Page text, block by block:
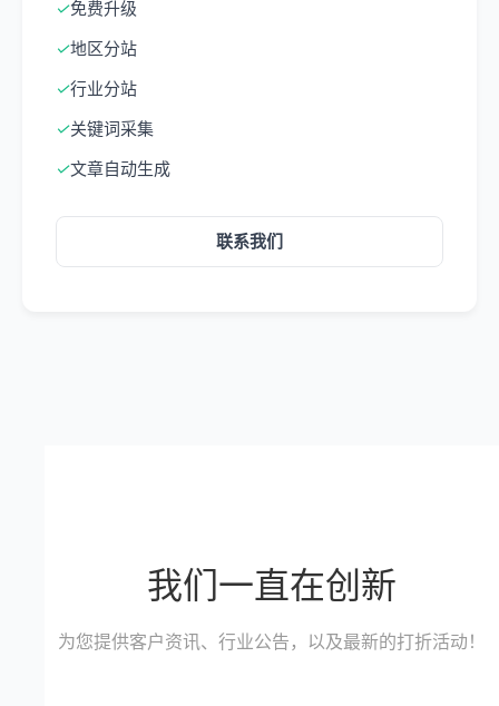
✓免费升级
✓地区分站
✓行业分站
✓关键词采集
✓文章自动生成
联系我们
我们一直在创新
为您提供客户资讯、行业公告，以及最新的打折活动！